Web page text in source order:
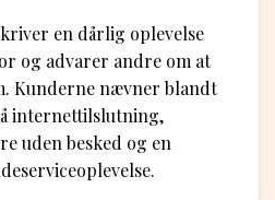
en dårlig oplevelse
og advarer andre om at
Kunderne nævner blandt
internettilslutning,
uden besked og en